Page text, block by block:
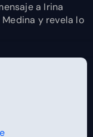
a Irina
y revela lo